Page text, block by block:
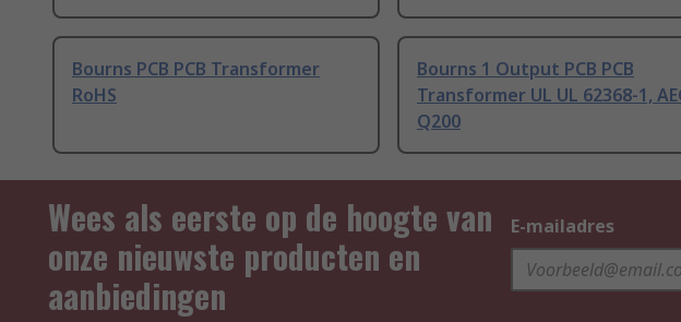
Bourns PCB PCB Transformer
RoHS
Bourns 1 Output PCB PCB
Transformer UL UL 62368-1,
Q200
Wees als eerste op de hoogte van
onze nieuwste producten en
aanbiedingen
E-mailadres